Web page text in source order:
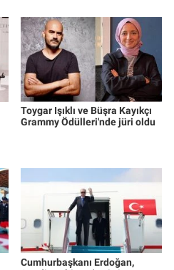
Toygar Işıklı ve Büşra Kayıkçı
Grammy Ödülleri'nde jüri oldu
Cumhurbaşkanı Erdoğan,